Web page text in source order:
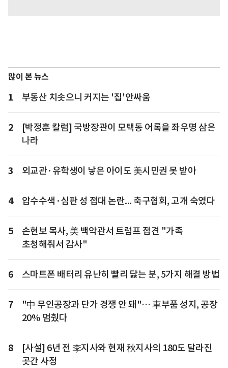
많이 본 뉴스
1 부동산 치솟으니 커지는 '집'안싸움
2
[박정훈 칼럼] 국방장관이 모택동 어록을 좌우명 삼은
나라
3 외교관·유학생이 낳은 아이도 美시민권 못 받아
4 압수수색·심판 성 접대 논란... 축구협회, 고개 숙였다
5
손현보 목사, 美 백악관서 트럼프 접견 "가족
초청해줘서 감사"
6 스마트폰 배터리 유난히 빨리 닳는 분, 5가지 해결 방법
7
"中 무인공장과 단가 경쟁 안 돼"… 車부품 성지, 공장
20% 멈췄다
8
[사설] 6년 전 李지사와 현재 秋지사의 180도 달라진
곳간 사정